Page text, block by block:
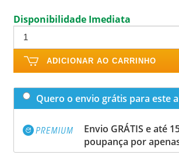
Disponibilidade Imediata
ADICIONAR AO CARRINHO
Quero o envio grátis para este
Envio GRÁTIS e até
poupança por